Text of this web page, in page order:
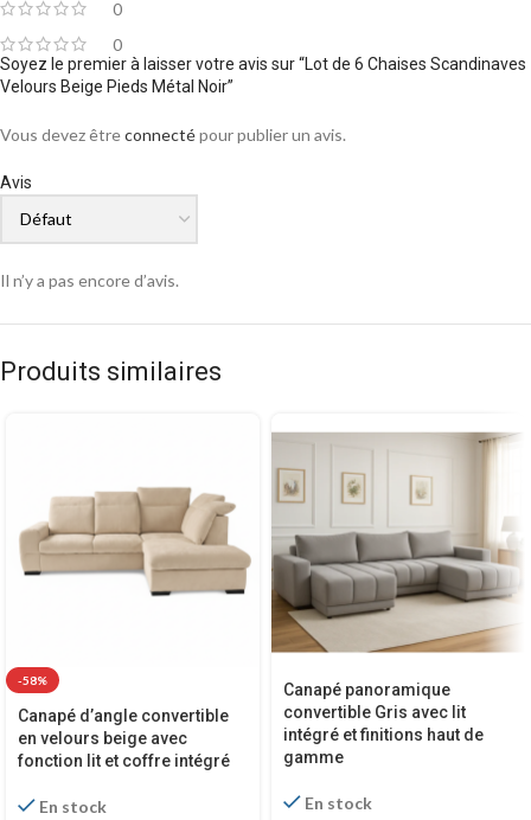
0
0
Avis
Il n’y a pas encore d’avis.
Soyez le premier à laisser votre avis sur “Lot de 6 Chaises Scandinaves
Velours Beige Pieds Métal Noir”
Vous devez êtreconnectépour publier un avis.
Produits similaires
-58%
Canapé d’angle convertible
en velours beige avec
fonction lit et coffre intégré
En stock
Canapé panoramique
convertible Gris avec lit
intégré et finitions haut de
gamme
En stock